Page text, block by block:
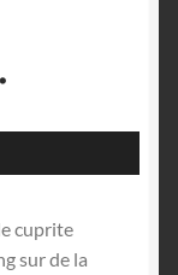
cuprite
sur de la